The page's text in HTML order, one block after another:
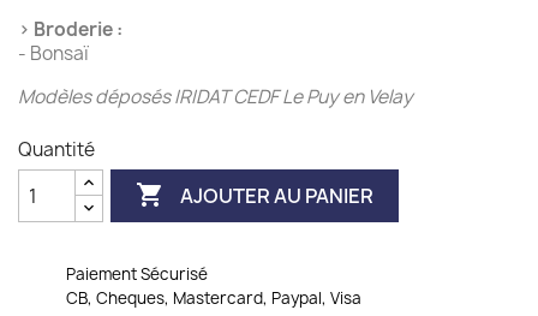
› Broderie :
- Bonsaï
Modèles déposés IRIDAT CEDF Le Puy en Velay
Quantité
 AJOUTER AU PANIER
Paiement Sécurisé
CB, Cheques, Mastercard, Paypal, Visa